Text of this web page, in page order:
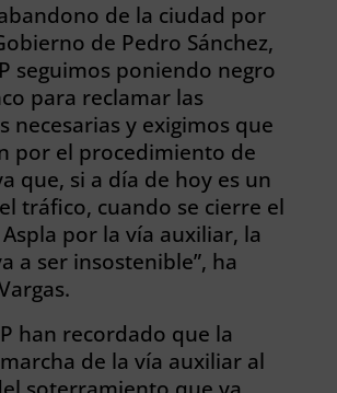
de la ciudad por
de Pedro Sánchez,
seguimos poniendo negro
para reclamar las
necesarias y exigimos que
por el procedimiento de
que, si a día de hoy es un
tráfico, cuando se cierre el
por la vía auxiliar, la
a ser insostenible”, ha
han recordado que la
de la vía auxiliar al